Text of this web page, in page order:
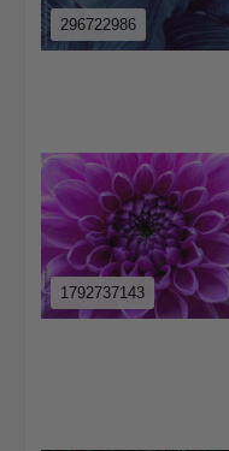
296722986
1792737143